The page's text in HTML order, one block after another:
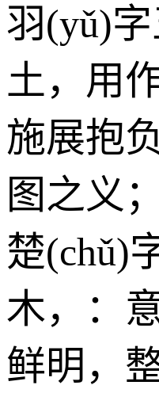
羽(yǔ)
土，用
施展抱
图之义；
楚(chǔ)
木，：
鲜明，